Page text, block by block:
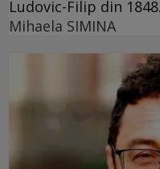
Ludovic-Filip din 1848.
Mihaela SIMINA